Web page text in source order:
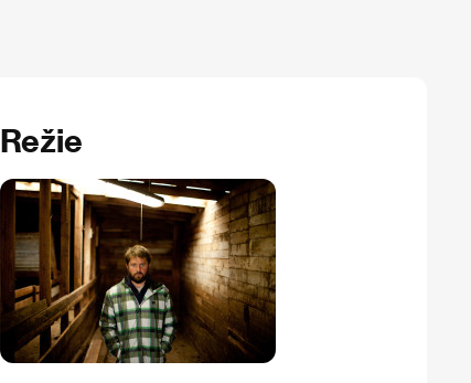
Režie